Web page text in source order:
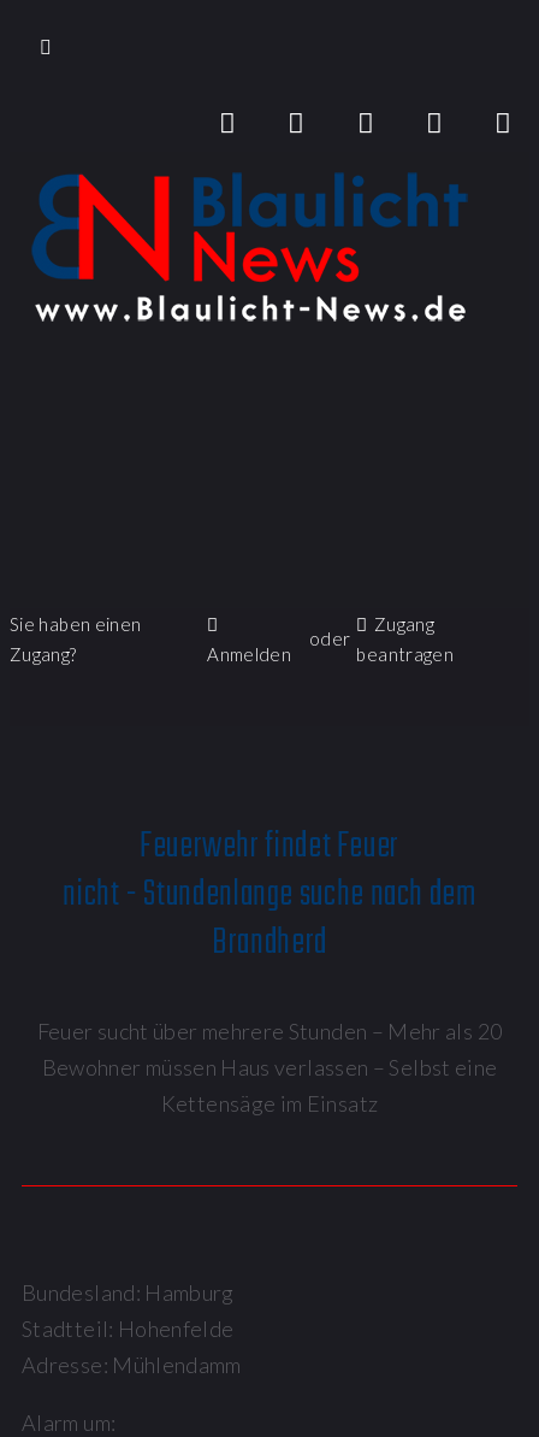
Sie haben einen
Zugang?
Anmelden
oder
Zugang
beantragen
Feuerwehr findet Feuer
nicht - Stundenlange suche nach dem
Brandherd
Feuer sucht über mehrere Stunden – Mehr als 20
Bewohner müssen Haus verlassen – Selbst eine
Kettensäge im Einsatz
Bundesland: Hamburg
Stadtteil: Hohenfelde
Adresse: Mühlendamm
Alarm um: